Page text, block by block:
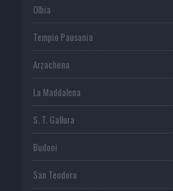
Olbia
Tempio Pausania
Arzachena
La Maddalena
S. T. Gallura
Budoni
San Teodoro